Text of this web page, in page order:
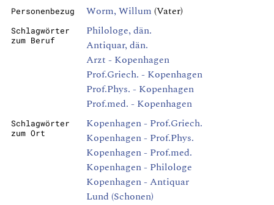
Personenbezug Worm, Willum (Vater)
Schlagwörter
zum Beruf
Philologe, dän.
Antiquar, dän.
Arzt - Kopenhagen
Prof.Griech. - Kopenhagen
Prof.Phys. - Kopenhagen
Prof.med. - Kopenhagen
Schlagwörter
zum Ort
Kopenhagen - Prof.Griech.
Kopenhagen - Prof.Phys.
Kopenhagen - Prof.med.
Kopenhagen - Philologe
Kopenhagen - Antiquar
Lund (Schonen)